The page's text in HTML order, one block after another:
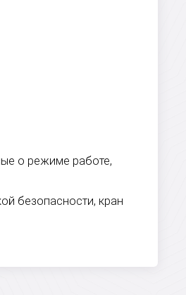
о режиме работе,
безопасности, кран